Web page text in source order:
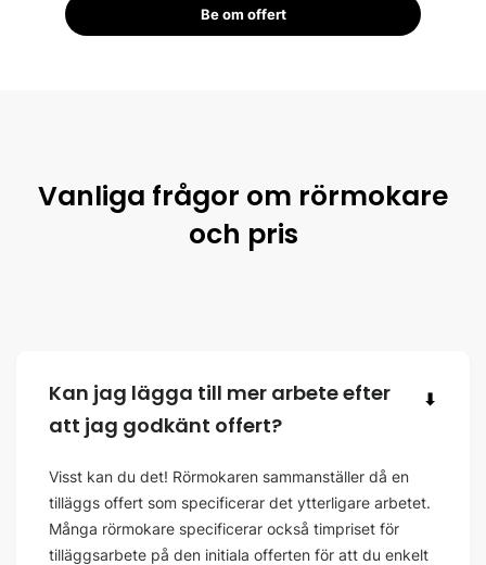
Be om offert
Vanliga frågor om rörmokare
och pris
Kan jag lägga till mer arbete efter
att jag godkänt offert?
⬇
Visst kan du det! Rörmokaren sammanställer då en
tilläggs offert som specificerar det ytterligare arbetet.
Många rörmokare specificerar också timpriset för
tilläggsarbete på den initiala offerten för att du enkelt